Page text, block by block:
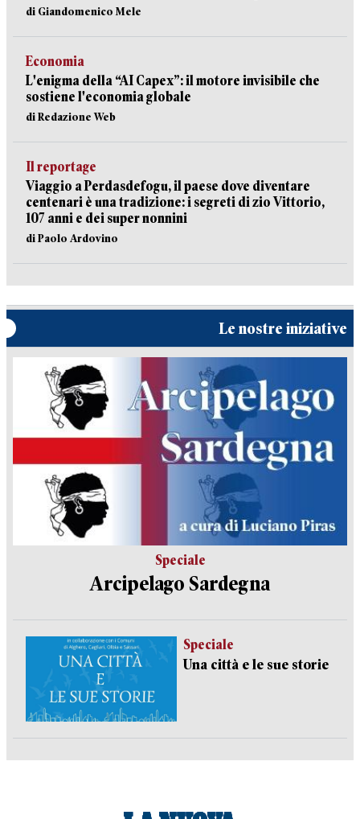
di Giandomenico Mele
Economia
L'enigma della “AI Capex”: il motore invisibile che
sostiene l'economia globale
di Redazione Web
Il reportage
Viaggio a Perdasdefogu, il paese dove diventare
centenari è una tradizione: i segreti di zio Vittorio,
107 anni e dei super nonnini
di Paolo Ardovino
Le nostre iniziative
Speciale
Arcipelago Sardegna
Speciale
Una città e le sue storie